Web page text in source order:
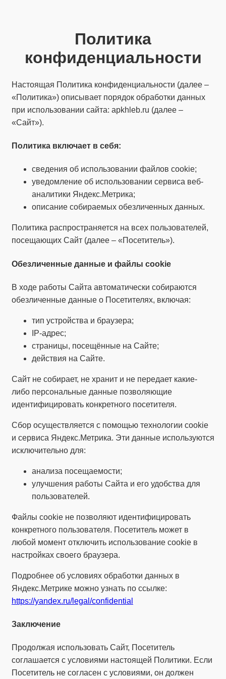
Политика
конфиденциальности
Настоящая Политика конфиденциальности (далее –
«Политика») описывает порядок обработки данных
при использовании сайта: apkhleb.ru (далее –
«Сайт»).
Политика включает в себя:
сведения об использовании файлов cookie;
уведомление об использовании сервиса веб-
аналитики Яндекс.Метрика;
описание собираемых обезличенных данных.
Политика распространяется на всех пользователей,
посещающих Сайт (далее – «Посетитель»).
Обезличенные данные и файлы cookie
В ходе работы Сайта автоматически собираются
обезличенные данные о Посетителях, включая:
тип устройства и браузера;
IP-адрес;
страницы, посещённые на Сайте;
действия на Сайте.
Сайт не собирает, не хранит и не передает какие-
либо персональные данные позволяющие
идентифицировать конкретного посетителя.
Сбор осуществляется с помощью технологии cookie
и сервиса Яндекс.Метрика. Эти данные используются
исключительно для:
анализа посещаемости;
улучшения работы Сайта и его удобства для
пользователей.
Файлы cookie не позволяют идентифицировать
конкретного пользователя. Посетитель может в
любой момент отключить использование cookie в
настройках своего браузера.
Подробнее об условиях обработки данных в
Яндекс.Метрике можно узнать по ссылке:
https://yandex.ru/legal/confidential
Заключение
Продолжая использовать Сайт, Посетитель
соглашается с условиями настоящей Политики. Если
Посетитель не согласен с условиями, он должен